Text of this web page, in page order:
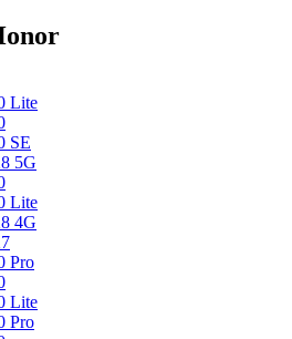
Lite
SE
5G
Lite
4G
Pro
Lite
Pro